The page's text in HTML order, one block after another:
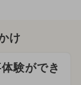
け
験ができ